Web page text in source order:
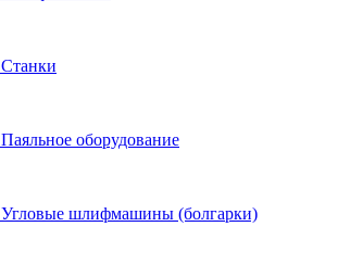
Станки
Паяльное оборудование
Угловые шлифмашины (болгарки)